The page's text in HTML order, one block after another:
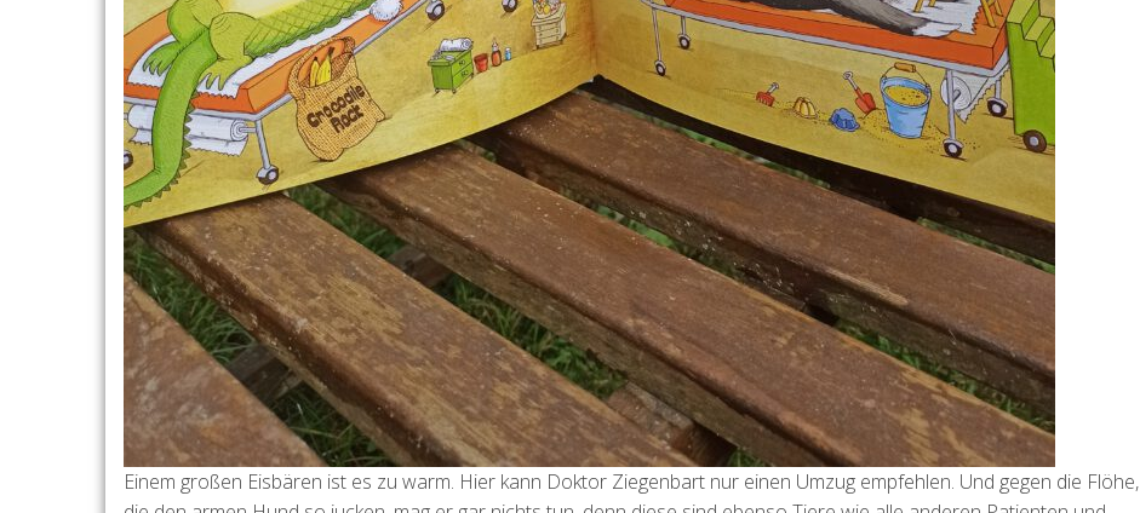
Einem großen Eisbären ist es zu warm. Hier kann Doktor Ziegenbart nur einen Umzug empfehlen. Und gegen die Flöhe,